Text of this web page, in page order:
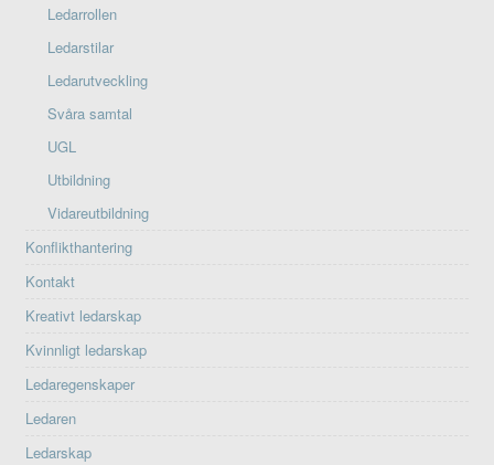
Ledarrollen
Ledarstilar
Ledarutveckling
Svåra samtal
UGL
Utbildning
Vidareutbildning
Konflikthantering
Kontakt
Kreativt ledarskap
Kvinnligt ledarskap
Ledaregenskaper
Ledaren
Ledarskap